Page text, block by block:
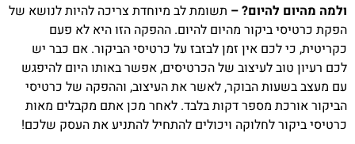
ולמה מהיום להיום? – תשומת לב מיוחדת צריכה להיות לנושא של
הפקת כרטיסי ביקור מהיום להיום. ההפקה הזו היא לא פעם
כקריטית, כי לכם אין זמן לבזבז על כרטיסי הביקור. אם כבר יש
לכם רעיון טוב לעיצוב של הכרטיסים, אפשר באותו היום להיפגש
עם מעצב בשעות הבוקר, לאשר את העיצוב, וההפקה של כרטיסי
הביקור אורכת מספר דקות בלבד. לאחר מכן אתם מקבלים מאות
כרטיסי ביקור לחלוקה ויכולים להתחיל להתניע את העסק שלכם!